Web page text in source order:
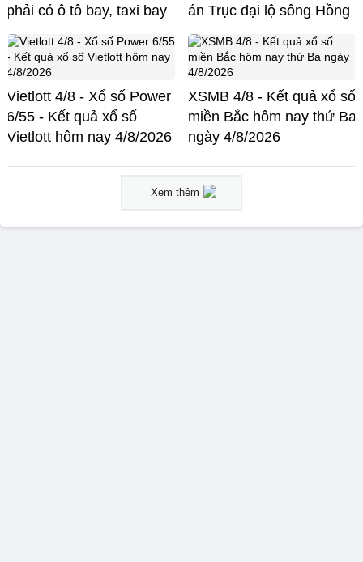
phải có ô tô bay, taxi bay
án Trục đại lộ sông Hồng
Vietlott 4/8 - Xổ số Power
6/55 - Kết quả xổ số
Vietlott hôm nay 4/8/2026
XSMB 4/8 - Kết quả xổ số
miền Bắc hôm nay thứ Ba
ngày 4/8/2026
Xem thêm